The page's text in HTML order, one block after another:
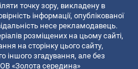
точку зору, викладену в
інформації, опублікованої
несе рекламодавець.
розміщених на цьому сайті,
на сторінку цього сайту,
іншого згадування, але без
«Золота середина»